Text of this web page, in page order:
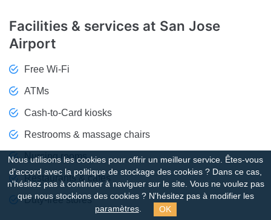
Facilities & services at San Jose
Airport
Free Wi-Fi
ATMs
Cash-to-Card kiosks
Restrooms & massage chairs
Nursing rooms
Restaurants & cafes
Duty-free stores
Nous utilisons les cookies pour offrir un meilleur service. Êtes-vous
d'accord avec la politique de stockage des cookies ? Dans ce cas,
n'hésitez pas à continuer à naviguer sur le site. Vous ne voulez pas
que nous stockions des cookies ? N'hésitez pas à modifier les
paramètres. OK